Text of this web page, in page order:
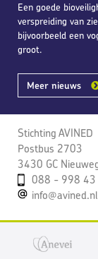
Een goede
verspreiding van
bijvoorbeeld een
groot.
Meer nieuws
Stichting AVINED
Postbus 2703
3430 GC
088 - 998 43
info@avined.nl